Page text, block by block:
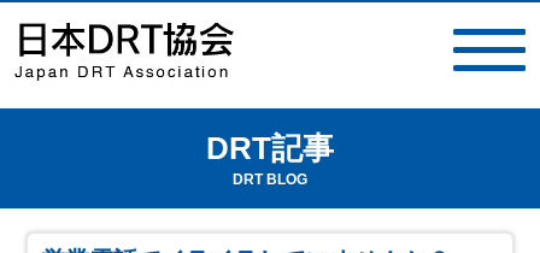
DRT記事
DRT BLOG